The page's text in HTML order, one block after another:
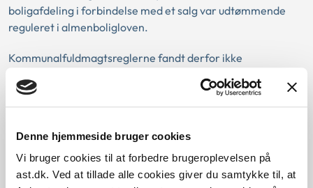
Denne hjemmeside bruger cookies
Vi bruger cookies til at forbedre brugeroplevelsen på
ast.dk. Ved at tillade alle cookies giver du samtykke til, at
boligafdeling i forbindelse med et salg var udtømmende
reguleret i almenboligloven.
Kommunalfuldmagtsreglerne fandt derfor ikke